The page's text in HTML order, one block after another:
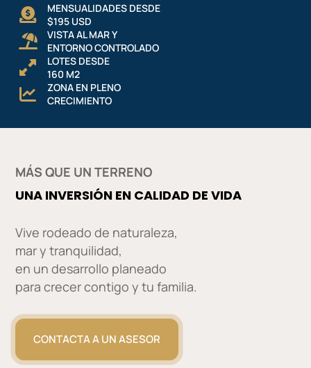
MENSUALIDADES DESDE
$195 USD
VISTA AL MAR Y
ENTORNO CONTROLADO
LOTES DESDE
160 M2
ZONA EN PLENO
CRECIMIENTO
MÁS QUE UN TERRENO
UNA INVERSIÓN EN CALIDAD DE VIDA
Vive rodeado de naturaleza,
mar y tranquilidad,
en un desarrollo planeado
para crecer contigo y tu familia.
CONTACTA A UN ASESOR